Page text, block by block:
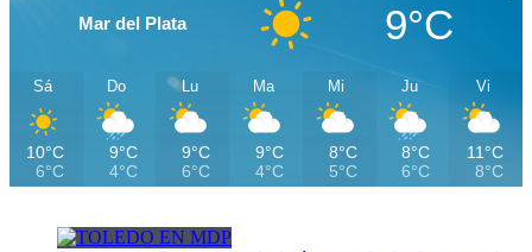
Mar del Plata 9°C
Sá
10°C
6°C
Do
9°C
4°C
Lu
9°C
6°C
Ma
9°C
4°C
Mi
8°C
5°C
Ju
8°C
6°C
Vi
11°C
8°C